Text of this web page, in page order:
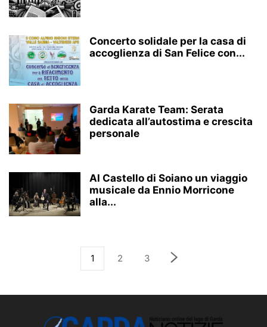
Concerto solidale per la casa di
accoglienza di San Felice con...
Garda Karate Team: Serata
dedicata all’autostima e crescita
personale
Al Castello di Soiano un viaggio
musicale da Ennio Morricone
alla...
1 2 3